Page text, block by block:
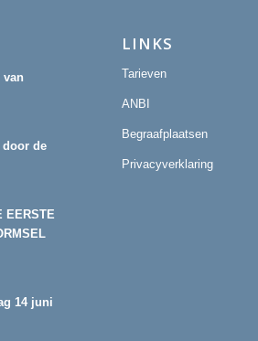
van
door de
EERSTE
14 juni
LINKS
Tarieven
ANBI
Begraafplaatsen
Privacyverklaring